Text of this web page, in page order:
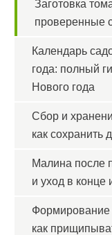
Заготовка
проверенные
Календарь
года: полный
Нового года
Сбор и
как сохранить
Малина после
и уход в конце
Формирование
как